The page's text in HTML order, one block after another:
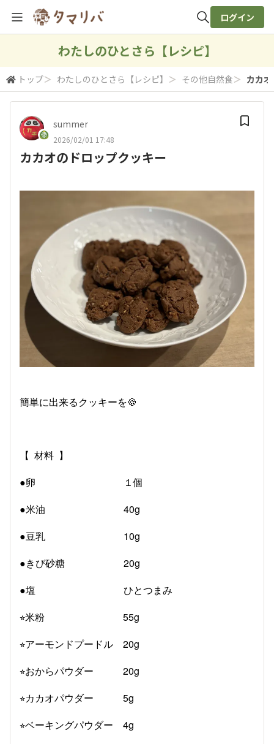
検索
ログイン
わたしのひとさら【レシピ】
トップ＞ わたしのひとさら【レシピ】 ＞ その他自然食＞ カカ
summer
2026/02/01 17:48
カカオのドロップクッキー
簡単に出来るクッキーを🍪
【 材料 】
●卵 １個
●米油 40g
●豆乳 10g
●きび砂糖 20g
●塩 ひとつまみ
⭐︎米粉 55g
⭐︎アーモンドプードル 20g
⭐︎おからパウダー 20g
⭐︎カカオパウダー 5g
⭐︎ベーキングパウダー 4g